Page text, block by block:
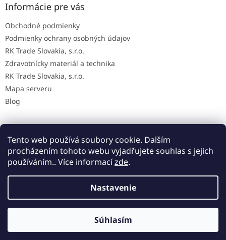
Tento web používá soubory cookie. Dalším
procházením tohoto webu vyjadřujete souhlas s jejich
používáním.. Více informacízde.
Nastavenie
Súhlasím
Informácie pre vás
Obchodné podmienky
Podmienky ochrany osobných údajov
RK Trade Slovakia, s.r.o.
Zdravotnícky materiál a technika
RK Trade Slovakia, s.r.o.
Mapa serveru
Blog
Mapa AED na Slovensku
Vytvoril Shoptet
MedicalStore. Všetky práva vyhradené.